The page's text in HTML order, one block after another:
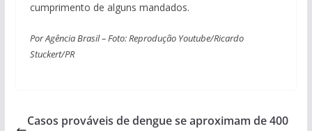
cumprimento de alguns mandados.
Por Agência Brasil – Foto: Reprodução Youtube/Ricardo
Stuckert/PR
Casos prováveis de dengue se aproximam de 400